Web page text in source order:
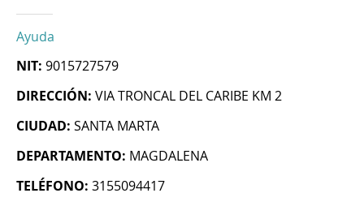
Ayuda
NIT: 9015727579
DIRECCIÓN: VIA TRONCAL DEL CARIBE KM 2
CIUDAD: SANTA MARTA
DEPARTAMENTO: MAGDALENA
TELÉFONO: 3155094417